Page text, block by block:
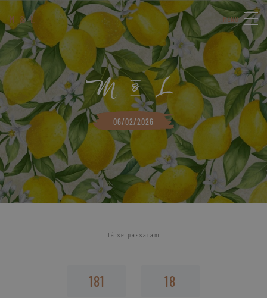
M & L MENU
M & L
06/02/2026
Já se passaram
181
180
181 18
17
18